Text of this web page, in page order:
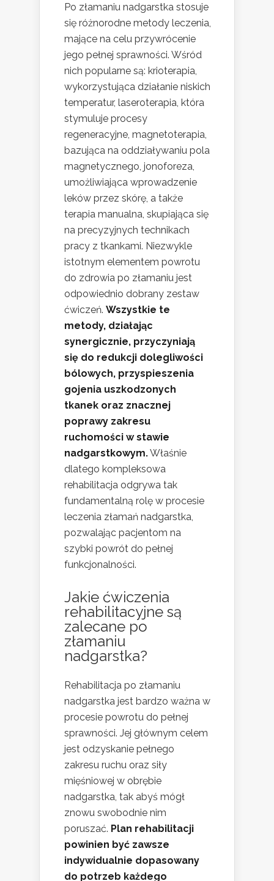
Po złamaniu nadgarstka stosuje
się różnorodne metody leczenia,
mające na celu przywrócenie
jego pełnej sprawności. Wśród
nich popularne są: krioterapia,
wykorzystująca działanie niskich
temperatur, laseroterapia, która
stymuluje procesy
regeneracyjne, magnetoterapia,
bazująca na oddziaływaniu pola
magnetycznego, jonoforeza,
umożliwiająca wprowadzenie
leków przez skórę, a także
terapia manualna, skupiająca się
na precyzyjnych technikach
pracy z tkankami. Niezwykle
istotnym elementem powrotu
do zdrowia po złamaniu jest
odpowiednio dobrany zestaw
ćwiczeń. Wszystkie te
metody, działając
synergicznie, przyczyniają
się do redukcji dolegliwości
bólowych, przyspieszenia
gojenia uszkodzonych
tkanek oraz znacznej
poprawy zakresu
ruchomości w stawie
nadgarstkowym.Właśnie
dlatego kompleksowa
rehabilitacja odgrywa tak
fundamentalną rolę w procesie
leczenia złamań nadgarstka,
pozwalając pacjentom na
szybki powrót do pełnej
funkcjonalności.
Jakie ćwiczenia
rehabilitacyjne są
zalecane po
złamaniu
nadgarstka?
Rehabilitacja po złamaniu
nadgarstka jest bardzo ważna w
procesie powrotu do pełnej
sprawności. Jej głównym celem
jest odzyskanie pełnego
zakresu ruchu oraz siły
mięśniowej w obrębie
nadgarstka, tak abyś mógł
znowu swobodnie nim
poruszać. Plan rehabilitacji
powinien być zawsze
indywidualnie dopasowany
do potrzeb każdego